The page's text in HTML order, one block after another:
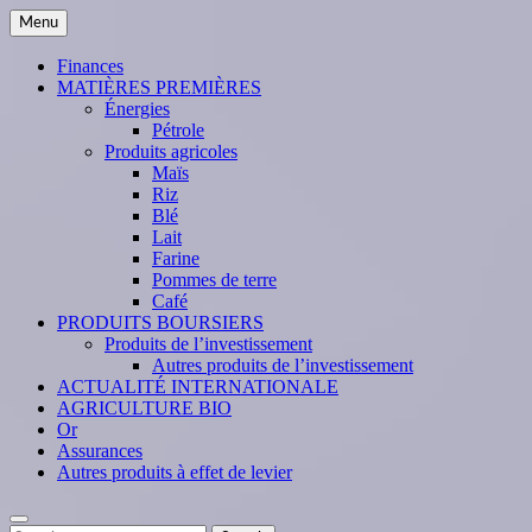
Skip
to
content
Menu
Finances
MATIÈRES PREMIÈRES
Énergies
Pétrole
Produits agricoles
Maïs
Riz
Blé
Lait
Farine
Pommes de terre
Café
PRODUITS BOURSIERS
Produits de l’investissement
Autres produits de l’investissement
ACTUALITÉ INTERNATIONALE
AGRICULTURE BIO
Or
Assurances
Autres produits à effet de levier
Search